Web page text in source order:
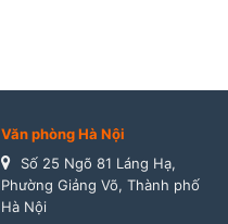
Văn phòng Hà Nội
Số 25 Ngõ 81 Láng Hạ,
Phường Giảng Võ, Thành phố
Hà Nội